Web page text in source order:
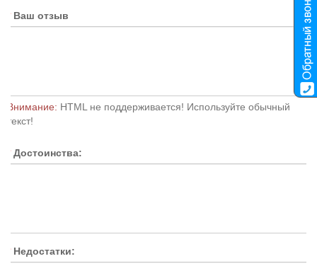
Ваш отзыв
Внимание: HTML не поддерживается! Используйте обычный
текст!
Достоинства:
Недостатки: